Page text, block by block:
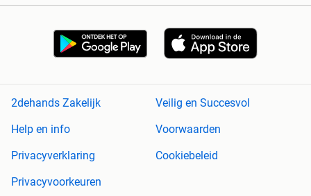
2dehands Zakelijk
Veilig en Succesvol
Help en info
Voorwaarden
Privacyverklaring
Cookiebeleid
Privacyvoorkeuren